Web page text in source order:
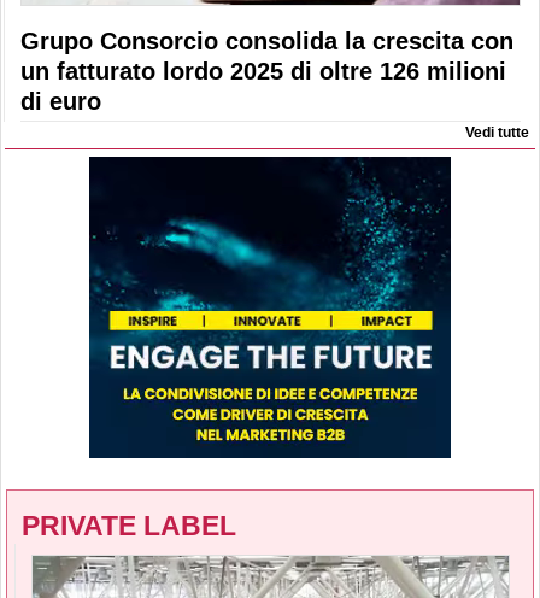
Grupo Consorcio consolida la crescita con
un fatturato lordo 2025 di oltre 126 milioni
di euro
Vedi tutte
PRIVATE LABEL